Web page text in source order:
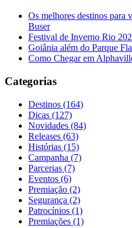
Os melhores destinos para
Buser
Festival de Inverno Rio
Goiânia além do Parque
Como Chegar em
Categorias
Destinos (164)
Dicas (127)
Novidades (84)
Releases (63)
Histórias (15)
Campanha (7)
Parcerias (7)
Eventos (6)
Premiação (2)
Segurança (2)
Patrocínios (1)
Premiações (1)